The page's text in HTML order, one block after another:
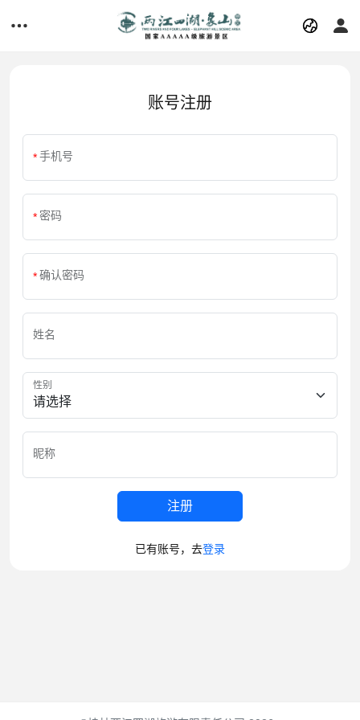
账号注册
手机号
密码
确认密码
姓名
性别
昵称
注册
已有账号，去登录